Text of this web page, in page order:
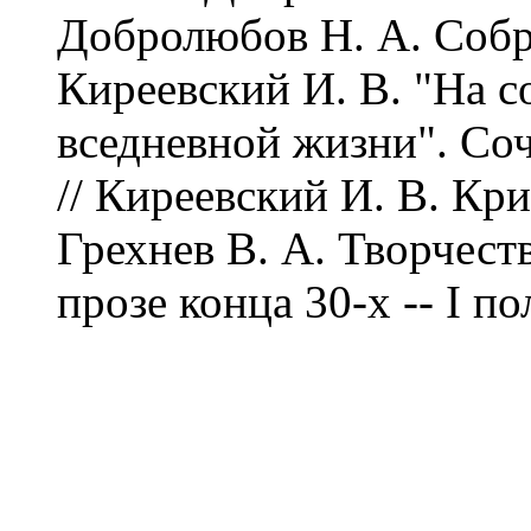
Добролюбов Н. А.
Киреевский И. В. "На
вседневной жизни".
// Киреевский И. В.
Грехнев В. А.
прозе конца 30-х -- I